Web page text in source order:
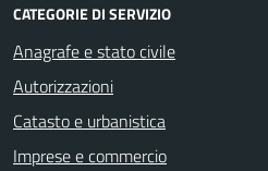
CATEGORIE DI SERVIZIO
Anagrafe e stato civile
Autorizzazioni
Catasto e urbanistica
Imprese e commercio